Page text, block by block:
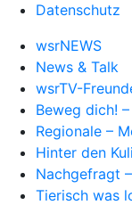
Datenschutz
wsrNEWS
News & Talk
wsrTV-
Beweg dich!
Regionale –
Hinter den
Nachgefragt
Tierisch was